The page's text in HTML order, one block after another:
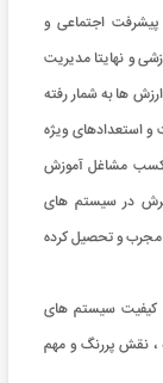
اجتماعی و
و نهایتا مدیریت
ها به شمار رفته
استعدادهای ویژه
کسب مشاغل آموزش
در سیستم های
مجرب و تحصیل کرده
کیفیت سیستم های
، نقش پررنگ و مهم